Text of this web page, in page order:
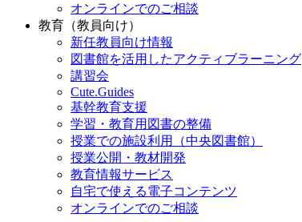
オンラインでのご相談
教育（教員向け）
新任教員向け情報
図書館を活用したアクティブラーニング
講習会
Cute.Guides
基幹教育支援
学習・教育用図書の整備
授業での施設利用（中央図書館）
授業公開・教材開発
教育情報サービス
自宅で使える電子コンテンツ
オンラインでのご相談